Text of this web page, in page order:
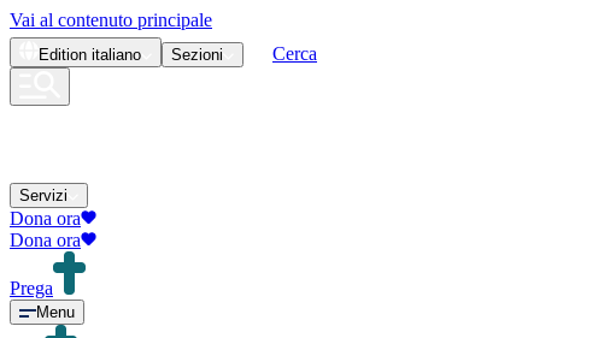
Vai al contenuto principale
Edition italiano Sezioni Cerca
Servizi
Dona ora
Dona ora
Prega
Menu